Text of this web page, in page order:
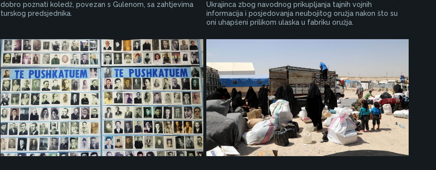
dobro poznati koledž, povezan s Gulenom, sa zahtjevima
turskog predsjednika.
Ukrajinca zbog navodnog prikupljanja tajnih vojnih
informacija i posjedovanja neubojitog oružja nakon što su
oni uhapšeni prilikom ulaska u fabriku oružja.